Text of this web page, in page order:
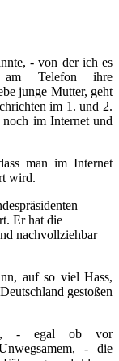
- von der ich es
Telefon ihre
junge Mutter, geht
im 1. und 2.
im Internet und
man im Internet
wird.
Er hat die
nachvollziehbar
auf so viel Hass,
gestoßen
- egal ob vor
- die